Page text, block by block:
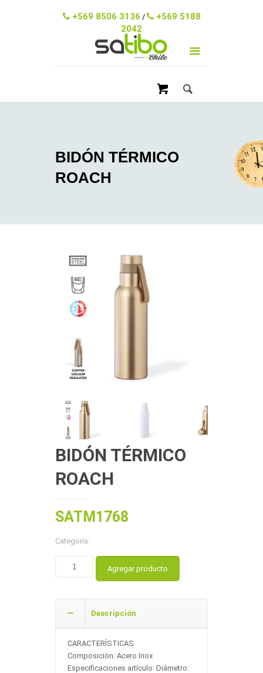
+569 8506 3136 /
+569 5188
2042
BIDÓN TÉRMICO
ROACH
BIDÓN TÉRMICO
ROACH
SATM1768
Categoría:
Agregar producto
Descripción
CARACTERÍSTICAS
Composición: Acero Inox
Especificaciones artículo: Diámetro: